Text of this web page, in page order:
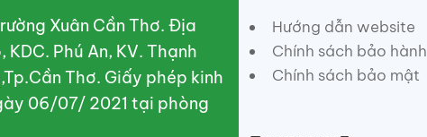
Xuân Cần Thơ. Địa
Phú An, KV. Thạnh
Thơ. Giấy phép kinh
06/07/ 2021 tại phòng
Hướng dẫn website
Chính sách bảo hành
Chính sách bảo mật